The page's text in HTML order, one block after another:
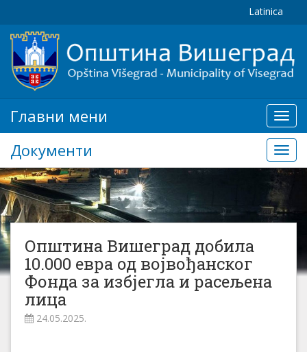
Latinica
мени
Главни мени
Документи
Општина Вишеград добила
10.000 евра од војвођанског
Фонда за избјегла и расељена
лица
24.05.2025.